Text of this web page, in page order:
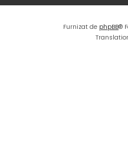
Furnizat de phpBB®